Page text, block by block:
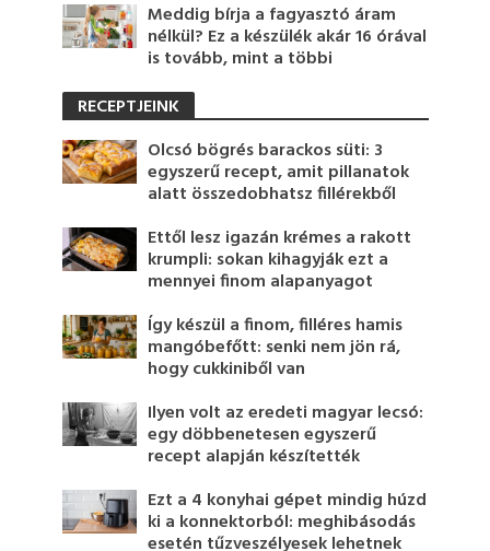
Meddig bírja a fagyasztó áram
nélkül? Ez a készülék akár 16 órával
is tovább, mint a többi
RECEPTJEINK
Olcsó bögrés barackos süti: 3
egyszerű recept, amit pillanatok
alatt összedobhatsz fillérekből
Ettől lesz igazán krémes a rakott
krumpli: sokan kihagyják ezt a
mennyei finom alapanyagot
Így készül a finom, filléres hamis
mangóbefőtt: senki nem jön rá,
hogy cukkiniből van
Ilyen volt az eredeti magyar lecsó:
egy döbbenetesen egyszerű
recept alapján készítették
Ezt a 4 konyhai gépet mindig húzd
ki a konnektorból: meghibásodás
esetén tűzveszélyesek lehetnek